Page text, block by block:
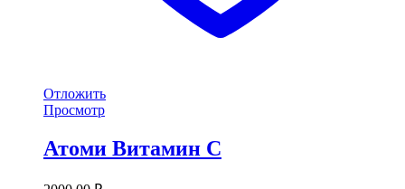
Отложить
Просмотр
Атоми Витамин С